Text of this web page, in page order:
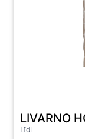
LIVARNO
LIdl